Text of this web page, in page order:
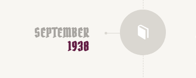
SEPTEMBER
1938